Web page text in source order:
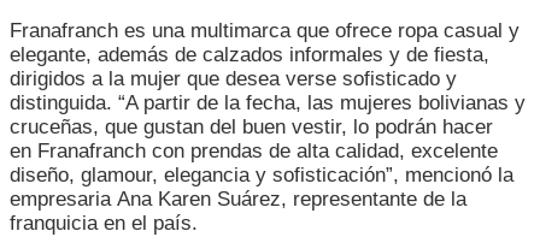
VESTIR
Franafranch es una multimarca que ofrece ropa casual y
elegante, además de calzados informales y de fiesta,
dirigidos a la mujer que desea verse sofisticado y
distinguida. “A partir de la fecha, las mujeres bolivianas y
cruceñas, que gustan del buen vestir, lo podrán hacer
en Franafranch con prendas de alta calidad, excelente
diseño, glamour, elegancia y sofisticación”, mencionó la
empresaria Ana Karen Suárez, representante de la
franquicia en el país.